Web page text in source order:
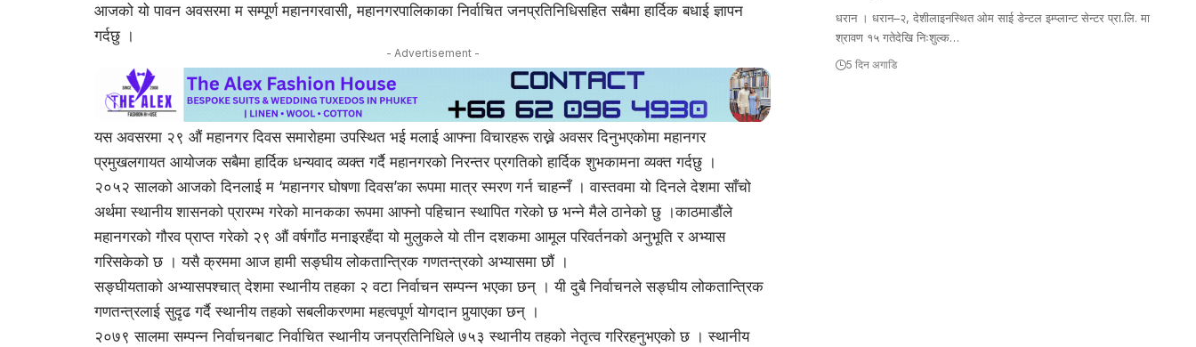
आजको यो पावन अवसरमा म सम्पूर्ण महानगरवासी, महानगरपालिकाका निर्वाचित जनप्रतिनिधिसहित सबैमा हार्दिक बधाई ज्ञापन
गर्दछु ।
- Advertisement -
यस अवसरमा २९ औं महानगर दिवस समारोहमा उपस्थित भई मलाई आफ्ना विचारहरू राख्ने अवसर दिनुभएकोमा महानगर
प्रमुखलगायत आयोजक सबैमा हार्दिक धन्यवाद व्यक्त गर्दै महानगरको निरन्तर प्रगतिको हार्दिक शुभकामना व्यक्त गर्दछु ।
२०५२ सालको आजको दिनलाई म ‘महानगर घोषणा दिवस’का रूपमा मात्र स्मरण गर्न चाहन्नँ । वास्तवमा यो दिनले देशमा साँचो
अर्थमा स्थानीय शासनको प्रारम्भ गरेको मानकका रूपमा आफ्नो पहिचान स्थापित गरेको छ भन्ने मैले ठानेको छु ।काठमाडौंले
महानगरको गौरव प्राप्त गरेको २९ औं वर्षगाँठ मनाइरहँदा यो मुलुकले यो तीन दशकमा आमूल परिवर्तनको अनुभूति र अभ्यास
गरिसकेको छ । यसै क्रममा आज हामी सङ्घीय लोकतान्त्रिक गणतन्त्रको अभ्यासमा छौं ।
सङ्घीयताको अभ्यासपश्चात् देशमा स्थानीय तहका २ वटा निर्वाचन सम्पन्न भएका छन् । यी दुबै निर्वाचनले सङ्घीय लोकतान्त्रिक
गणतन्त्रलाई सुदृढ गर्दै स्थानीय तहको सबलीकरणमा महत्वपूर्ण योगदान पुर्‍याएका छन् ।
२०७९ सालमा सम्पन्न निर्वाचनबाट निर्वाचित स्थानीय जनप्रतिनिधिले ७५३ स्थानीय तहको नेतृत्व गरिरहनुभएको छ । स्थानीय
धरान । धरान–२, देशीलाइनस्थित ओम साई डेन्टल इम्प्लान्ट सेन्टर प्रा.लि. मा
श्रावण १५ गतेदेखि निःशुल्क…
5 दिन अगाडि